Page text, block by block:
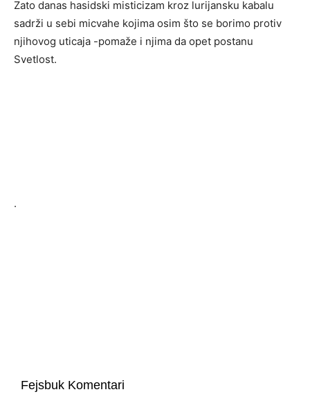
Zato danas hasidski misticizam kroz lurijansku kabalu
sadrži u sebi micvahe kojima osim što se borimo protiv
njihovog uticaja -pomaže i njima da opet postanu
Svetlost.
.
Fejsbuk Komentari